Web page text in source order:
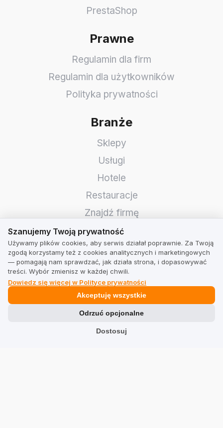
PrestaShop
Prawne
Regulamin dla firm
Regulamin dla użytkowników
Polityka prywatności
Branże
Sklepy
Usługi
Hotele
Restauracje
Znajdź firmę
TrustMate
Kontakt
Informacje dla akcjonariuszy
Blog
Opinie o nas
Partnerzy
Szanujemy Twoją prywatność
Używamy plików cookies, aby serwis działał poprawnie. Za Twoją
zgodą korzystamy też z cookies analitycznych i marketingowych
— pomagają nam sprawdzać, jak działa strona, i dopasowywać
treści. Wybór zmienisz w każdej chwili.
Dowiedz się więcej w Polityce prywatności
Dostosuj
Odrzuć opcjonalne
Akceptuję wszystkie